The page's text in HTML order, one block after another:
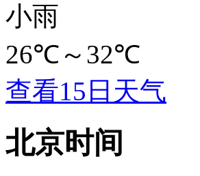
小雨
26℃ ～ 32℃
查看15日天气
北京时间